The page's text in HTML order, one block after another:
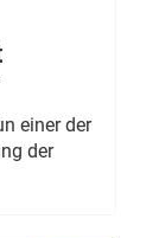
einer der
der